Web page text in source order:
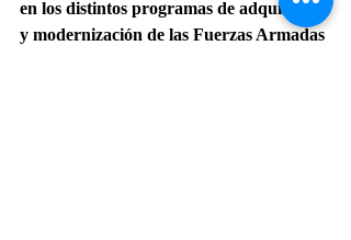
en los distintos programas de adquisición
y modernización de las Fuerzas Armadas